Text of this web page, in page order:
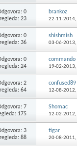
0
23
brankoz
22-11-2014,
0
36
shishmish
03-06-2013,
0
24
commando
19-02-2013,
2
64
confused89
12-08-2012,
7
175
Shomac
12-02-2012,
3
88
tigar
20-08-2011,